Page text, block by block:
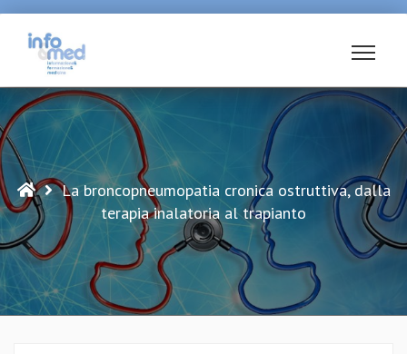
contenuto
La broncopneumopatia cronica ostruttiva, dalla
terapia inalatoria al trapianto